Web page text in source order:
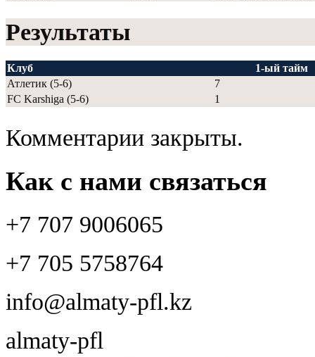
Результаты
Клуб
1-ый тайм
Атлетик (5-6)
7
FC Karshiga (5-6)
1
Комментарии закрыты.
Как с нами связаться
+7 707 9006065
+7 705 5758764
info@almaty-pfl.kz
almaty-pfl